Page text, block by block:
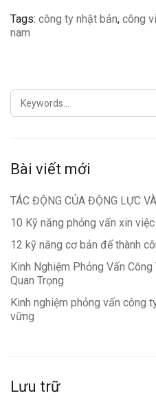
Tags: công ty nhật bản, công
nam
SEARCH
FOR:
Bài viết mới
TÁC ĐỘNG CỦA ĐỘNG LỰC
10 Kỹ năng phỏng vấn xin
12 kỹ năng cơ bản để thành
Kinh Nghiệm Phỏng Vấn
Quan Trọng
Kinh nghiệm phỏng vấn công
vững
Lưu trữ